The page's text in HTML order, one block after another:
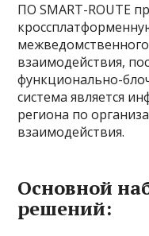
ПО SMART-ROUTE
взаимодействия,
функционально-
система является
региона по
взаимодействия.
Основной
решений: